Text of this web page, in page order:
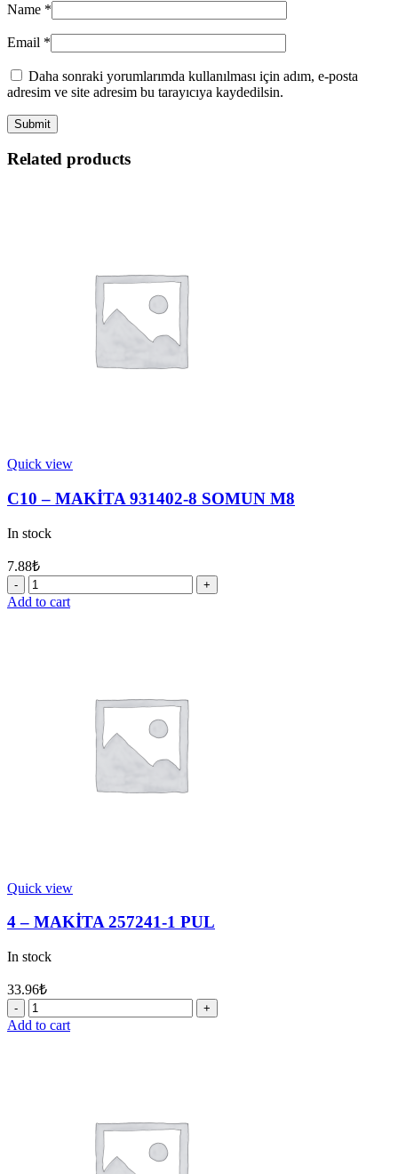
Name *
Email *
Daha sonraki yorumlarımda kullanılması için adım, e-posta
adresim ve site adresim bu tarayıcıya kaydedilsin.
Related products
Quick view
C10 – MAKİTA 931402-8 SOMUN M8
In stock
7.88₺
C10
-
Add to cart
Quick view
4 – MAKİTA 257241-1 PUL
In stock
33.96₺
4
-
Add to cart